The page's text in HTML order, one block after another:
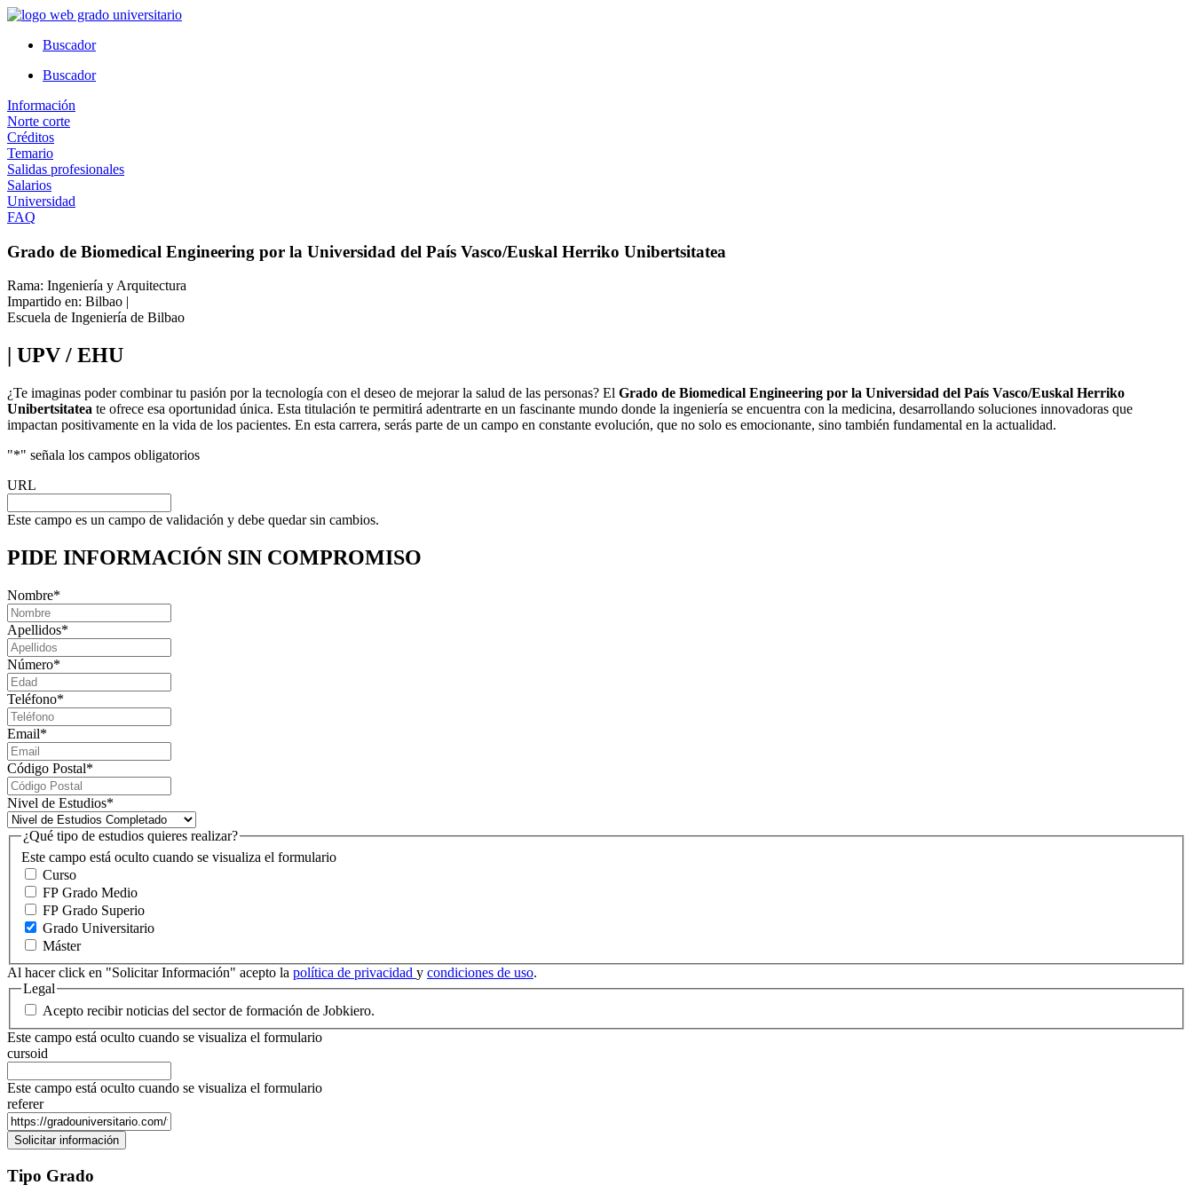
Ir
contenidoBuscador
Buscador
Información
Norte corte
Créditos
Temario
Salidas profesionales
Salarios
Universidad
FAQ
Grado de Biomedical Engineering por la Universidad del País Vasco/Euskal Herriko Unibertsitatea
Rama: Ingeniería y Arquitectura
Impartido en: Bilbao |
Escuela de Ingeniería de Bilbao
| UPV / EHU
¿Te imaginas poder combinar tu pasión por la tecnología con el deseo de mejorar la salud de las personas? El Grado de Biomedical Engineering por la Universidad del País Vasco/Euskal Herriko
Unibertsitatea te ofrece esa oportunidad única. Esta titulación te permitirá adentrarte en un fascinante mundo donde la ingeniería se encuentra con la medicina, desarrollando soluciones innovadoras que
impactan positivamente en la vida de los pacientes. En esta carrera, serás parte de un campo en constante evolución, que no solo es emocionante, sino también fundamental en la actualidad.
"*" señala los campos obligatorios
URL
Este campo es un campo de validación y debe quedar sin cambios.
PIDE INFORMACIÓN SIN COMPROMISO
Nombre*
Apellidos*
Número*
Teléfono*
Email*
Código Postal*
Nivel de Estudios*
Este campo está oculto cuando se visualiza el formulario
¿Qué tipo de estudios quieres realizar?
Curso
FP Grado Medio
FP Grado Superio
Grado Universitario
Máster
Al hacer click en "Solicitar Información" acepto la política de privacidad y condiciones de uso.
Legal
Acepto recibir noticias del sector de formación de Jobkiero.
Este campo está oculto cuando se visualiza el formulario
cursoid
Este campo está oculto cuando se visualiza el formulario
referer
Tipo Grado